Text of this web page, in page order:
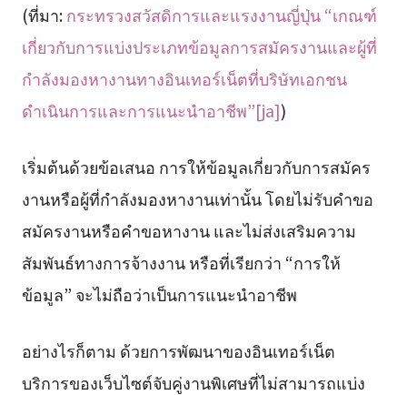
(ที่มา:กระทรวงสวัสดิการและแรงงานญี่ปุ่น “เกณฑ์
เกี่ยวกับการแบ่งประเภทข้อมูลการสมัครงานและผู้ที่
กำลังมองหางานทางอินเทอร์เน็ตที่บริษัทเอกชน
ดำเนินการและการแนะนำอาชีพ”[ja])
เริ่มต้นด้วยข้อเสนอ การให้ข้อมูลเกี่ยวกับการสมัคร
งานหรือผู้ที่กำลังมองหางานเท่านั้น โดยไม่รับคำขอ
สมัครงานหรือคำขอหางาน และไม่ส่งเสริมความ
สัมพันธ์ทางการจ้างงาน หรือที่เรียกว่า “การให้
ข้อมูล” จะไม่ถือว่าเป็นการแนะนำอาชีพ
อย่างไรก็ตาม ด้วยการพัฒนาของอินเทอร์เน็ต
บริการของเว็บไซต์จับคู่งานพิเศษที่ไม่สามารถแบ่ง